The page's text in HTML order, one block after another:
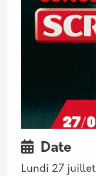
Date
Date début
Lundi 27